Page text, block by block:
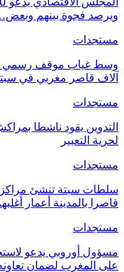
ويرصد فجوة بينهم
مستجدات
آلاف قاصر مغربي في
مستجدات
التدوين يقود ناشطا
لحرية التعبير
مستجدات
قاصرا بالمدينة أعمار
مستجدات
مسؤول أوروبي يدعو
على المغرب لضمان